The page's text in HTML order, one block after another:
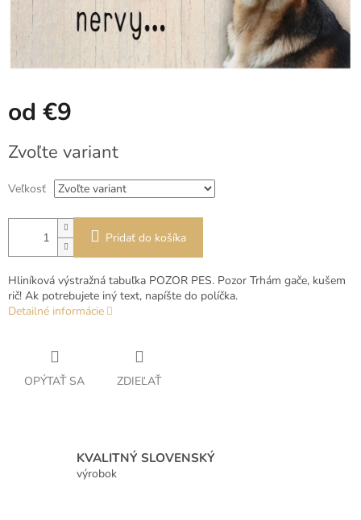
od €9
cena:
Zvoľte variant
Veľkosť
Pridať do košíka
Hliníková výstražná tabuľka POZOR PES. Pozor Trhám gače, kušem
rič! Ak potrebujete iný text, napíšte do políčka.
Detailné informácie
OPÝTAŤ SA ZDIEĽAŤ
KVALITNÝ SLOVENSKÝ
výrobok